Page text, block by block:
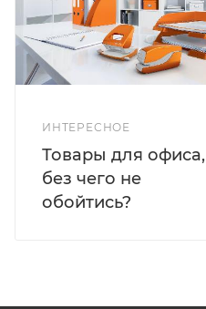
ИНТЕРЕСНОЕ
Товары для офиса,
без чего не
обойтись?